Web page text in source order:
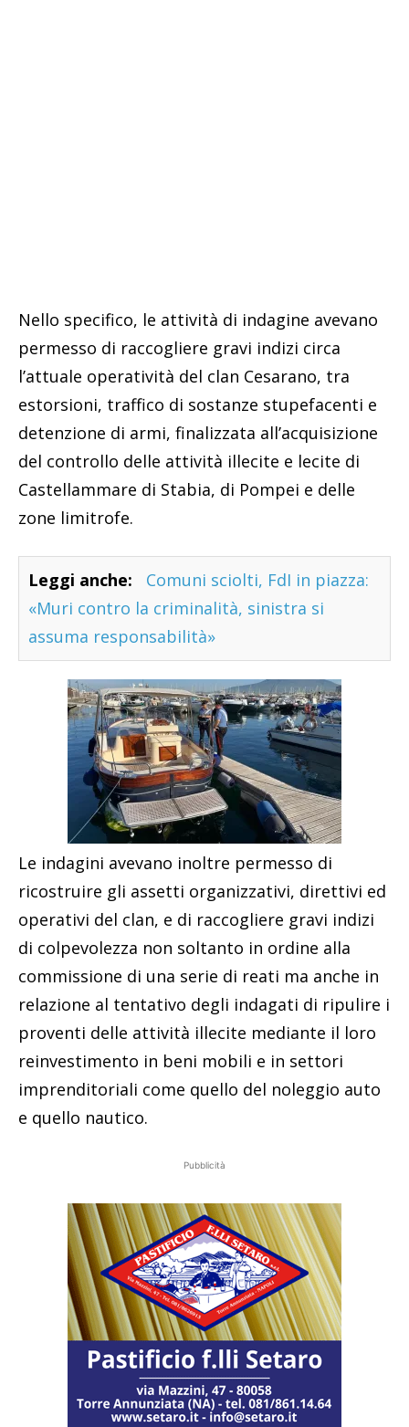
Nello specifico, le attività di indagine avevano
permesso di raccogliere gravi indizi circa
l’attuale operatività del clan Cesarano, tra
estorsioni, traffico di sostanze stupefacenti e
detenzione di armi, finalizzata all’acquisizione
del controllo delle attività illecite e lecite di
Castellammare di Stabia, di Pompei e delle
zone limitrofe.
Leggi anche:
Comuni sciolti, FdI in piazza:
«Muri contro la criminalità, sinistra si
assuma responsabilità»
Le indagini avevano inoltre permesso di
ricostruire gli assetti organizzativi, direttivi ed
operativi del clan, e di raccogliere gravi indizi
di colpevolezza non soltanto in ordine alla
commissione di una serie di reati ma anche in
relazione al tentativo degli indagati di ripulire i
proventi delle attività illecite mediante il loro
reinvestimento in beni mobili e in settori
imprenditoriali come quello del noleggio auto
e quello nautico.
Pubblicità